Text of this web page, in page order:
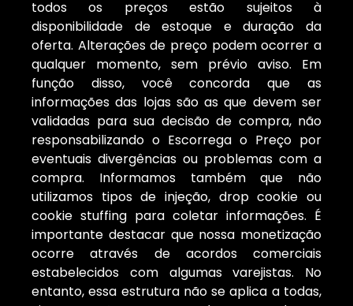
todos os preços estão sujeitos à
disponibilidade de estoque e duração da
oferta. Alterações de preço podem ocorrer a
qualquer momento, sem prévio aviso. Em
função disso, você concorda que as
informações das lojas são as que devem ser
validadas para sua decisão de compra, não
responsabilizando o Escorrega o Preço por
eventuais divergências ou problemas com a
compra. Informamos também que não
utilizamos tipos de injeção, drop cookie ou
cookie stuffing para coletar informações. É
importante destacar que nossa monetização
ocorre através de acordos comerciais
estabelecidos com algumas varejistas. No
entanto, essa estrutura não se aplica a todas,